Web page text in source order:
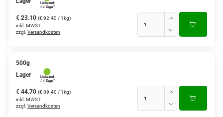
€ 23.10 (€ 92.40 / 1kg)
inkl. MWST
zzgl. Versandkosten
500g
Lager
€ 44.70 (€ 89.40 / 1kg)
inkl. MWST
zzgl. Versandkosten